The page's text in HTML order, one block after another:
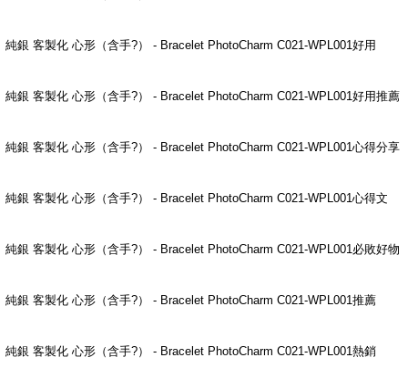
純銀 客製化 心形（含手?） - Bracelet PhotoCharm C021-WPL001好用
純銀 客製化 心形（含手?） - Bracelet PhotoCharm C021-WPL001好用推薦
純銀 客製化 心形（含手?） - Bracelet PhotoCharm C021-WPL001心得分享
純銀 客製化 心形（含手?） - Bracelet PhotoCharm C021-WPL001心得文
純銀 客製化 心形（含手?） - Bracelet PhotoCharm C021-WPL001必敗好物
純銀 客製化 心形（含手?） - Bracelet PhotoCharm C021-WPL001推薦
純銀 客製化 心形（含手?） - Bracelet PhotoCharm C021-WPL001熱銷